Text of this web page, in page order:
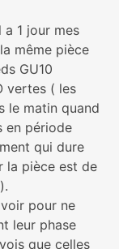
1 jour mes
même pièce
GU10
vertes ( les
le matin quand
en période
qui dure
la pièce est de
pour ne
leur phase
que celles